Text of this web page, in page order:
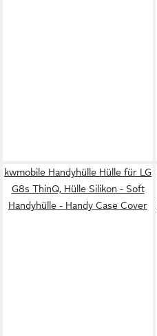
kwmobile Handyhülle Hülle für LG
G8s ThinQ, Hülle Silikon - Soft
Handyhülle - Handy Case Cover